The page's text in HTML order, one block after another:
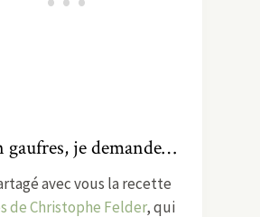
gaufres, je demande…
avec vous la recette
de Christophe Felder, qui